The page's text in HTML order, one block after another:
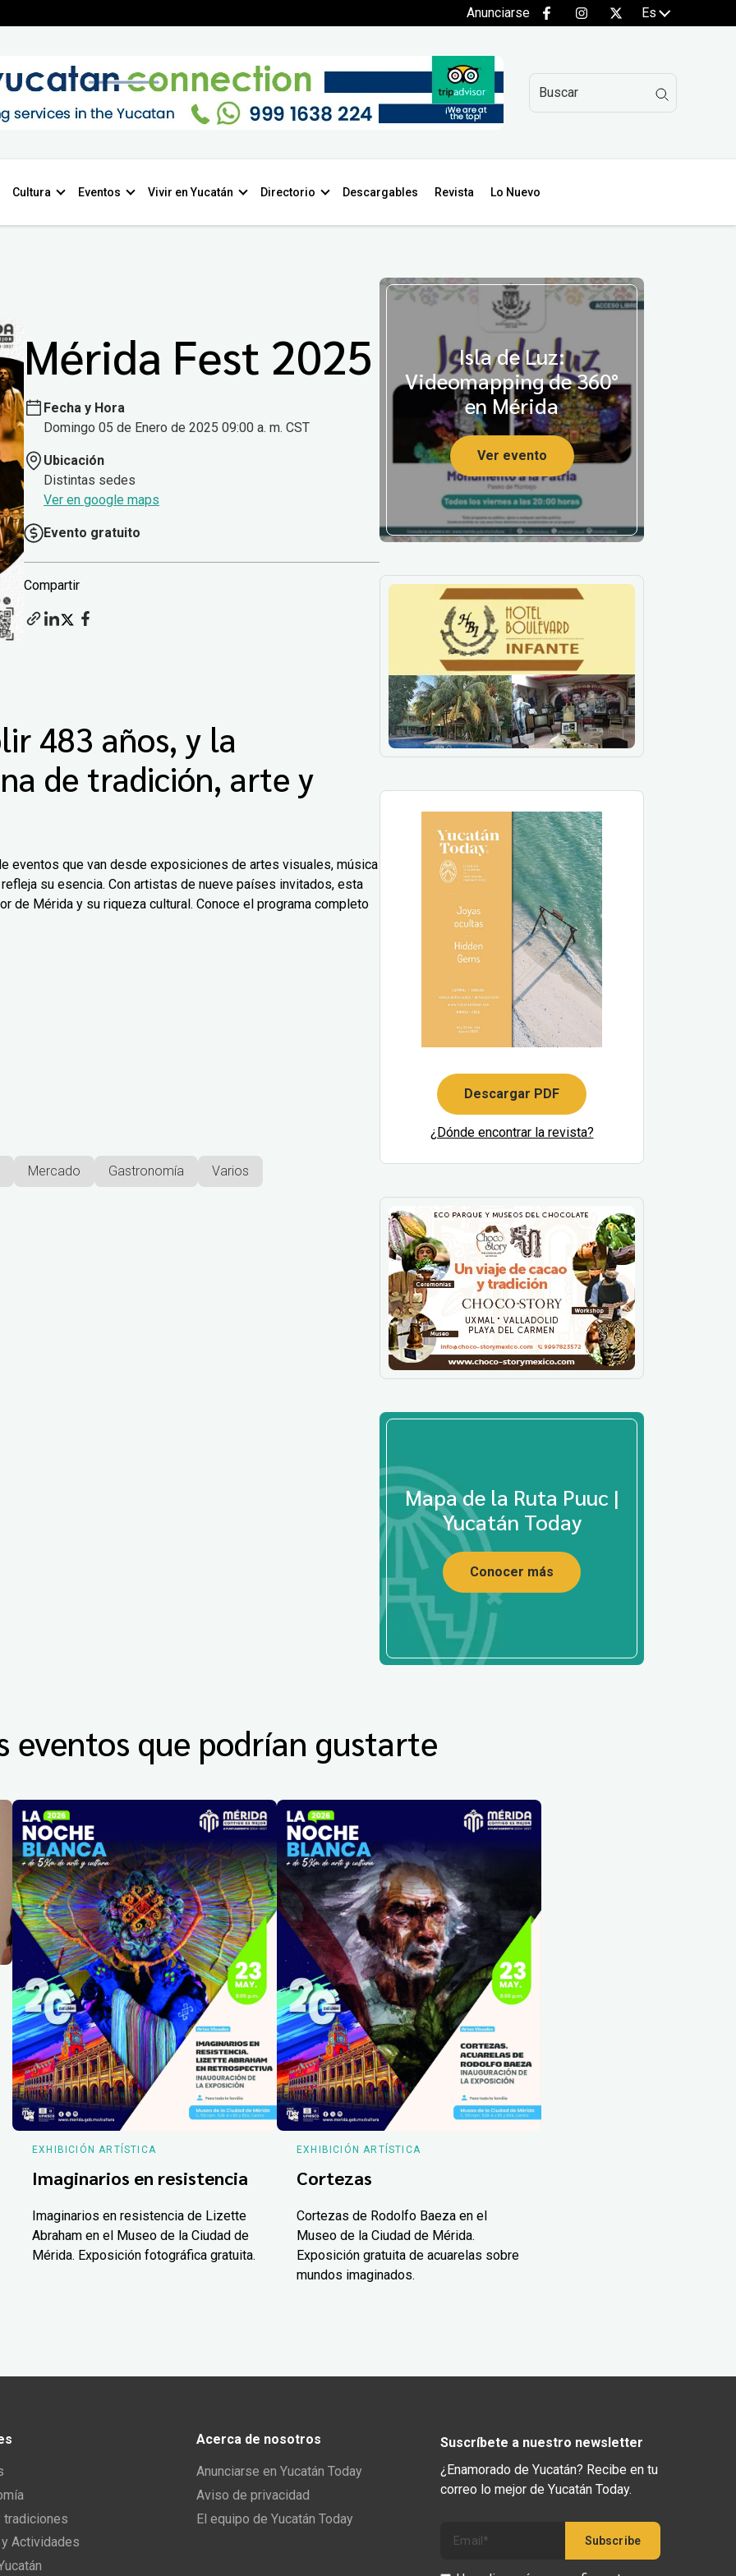
Anunciarse Es
Cultura Eventos Vivir en Yucatán Directorio Descargables Revista Lo Nuevo
Mérida Fest 2025
Fecha y Hora
Domingo 05 de Enero de 2025 09:00 a. m. CST
Ubicación
Distintas sedes
Ver en google maps
Evento gratuito
Compartir
483 años, y la
de tradición, arte y
eventos que van desde exposiciones de artes visuales, música
su esencia. Con artistas de nueve países invitados, esta
de Mérida y su riqueza cultural. Conoce el programa completo
Mercado Gastronomía Varios
Isla de Luz:
Videomapping de 360°
en Mérida
Ver evento
Descargar PDF
¿Dónde encontrar la revista?
Mapa de la Ruta Puuc |
Yucatán Today
Conocer más
eventos que podrían gustarte
EXHIBICIÓN ARTÍSTICA
Imaginarios en resistencia
Imaginarios en resistencia de Lizette
Abraham en el Museo de la Ciudad de
Mérida. Exposición fotográfica gratuita.
EXHIBICIÓN ARTÍSTICA
Cortezas
Cortezas de Rodolfo Baeza en el
Museo de la Ciudad de Mérida.
Exposición gratuita de acuarelas sobre
mundos imaginados.
tradiciones
Actividades
Acerca de nosotros
Anunciarse en Yucatán Today
Aviso de privacidad
El equipo de Yucatán Today
Suscríbete a nuestro newsletter
¿Enamorado de Yucatán? Recibe en tu
correo lo mejor de Yucatán Today.